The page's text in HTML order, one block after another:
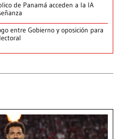
de Panamá acceden a la IA
entre Gobierno y oposición para